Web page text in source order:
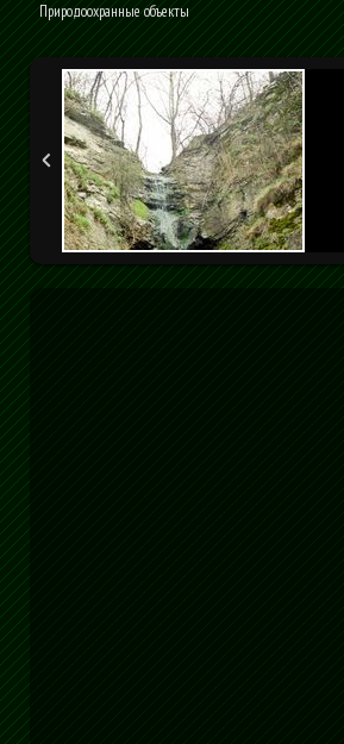
Природоохранные объекты